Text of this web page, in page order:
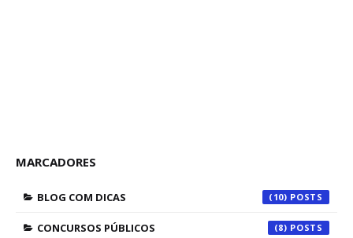
MARCADORES
BLOG COM DICAS (10)
CONCURSOS PÚBLICOS (8)